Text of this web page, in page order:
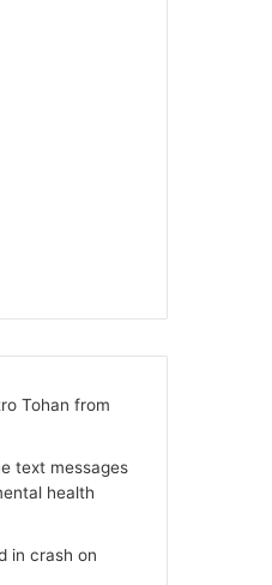
Tohan from
text messages
health
in crash on